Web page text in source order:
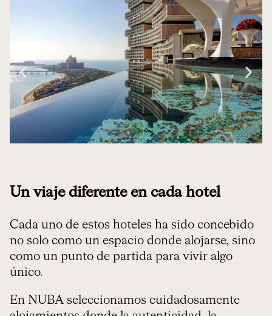
Un viaje diferente en cada hotel
Cada uno de estos hoteles ha sido concebido
no solo como un espacio donde alojarse, sino
como un punto de partida para vivir algo
único.
En NUBA seleccionamos cuidadosamente